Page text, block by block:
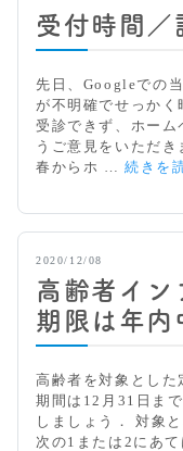
受付時間／
先日、Googleでの
が不明確でせっかく
受診できず、ホーム
うご意見をいただき
春からホ …続きを
2020/12/08
高齢者イン
期限は年内
高齢者を対象とし
期間は12月31日ま
しましょう． 対象
次の1または2にあ